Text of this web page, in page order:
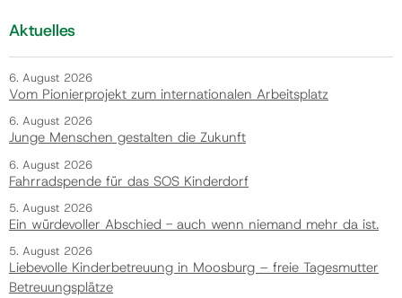
Aktuelles
6. August 2026
Vom Pionierprojekt zum internationalen Arbeitsplatz
6. August 2026
Junge Menschen gestalten die Zukunft
6. August 2026
Fahrradspende für das SOS Kinderdorf
5. August 2026
Ein würdevoller Abschied - auch wenn niemand mehr da ist.
5. August 2026
Liebevolle Kinderbetreuung in Moosburg – freie Tagesmutter
Betreuungsplätze